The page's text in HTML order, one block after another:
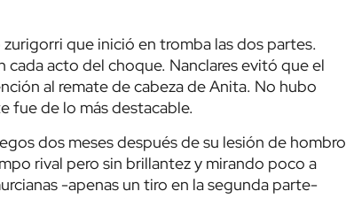
que inició en tromba las dos partes.
cada acto del choque. Nanclares evitó que el
al remate de cabeza de Anita. No hubo
fue de lo más destacable.
dos meses después de su lesión de hombro
rival pero sin brillantez y mirando poco a
-apenas un tiro en la segunda parte-